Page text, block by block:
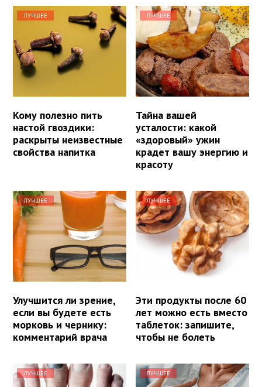
ЛУЧШЕЕ
Кому полезно пить
настой гвоздики:
раскрыты неизвестные
свойства напитка
ЛУЧШЕЕ
Тайна вашей
усталости: какой
«здоровый» ужин
крадет вашу энергию и
красоту
ЛУЧШЕЕ
Улучшится ли зрение,
если вы будете есть
морковь и чернику:
комментарий врача
ЛУЧШЕЕ
Эти продукты после 60
лет можно есть вместо
таблеток: запишите,
чтобы не болеть
ЛУЧШЕЕ ЛУЧШЕЕ